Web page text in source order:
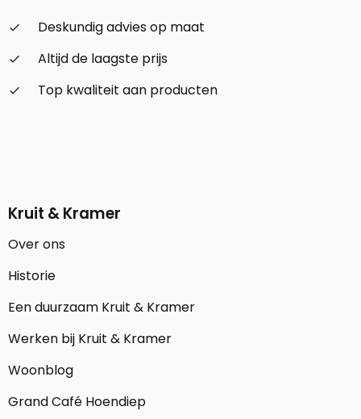
check_small
Deskundig advies op maat
check_small
Altijd de laagste prijs
check_small
Top kwaliteit aan producten
Kruit & Kramer
Over ons
Historie
Een duurzaam Kruit & Kramer
Werken bij Kruit & Kramer
Woonblog
Grand Café Hoendiep